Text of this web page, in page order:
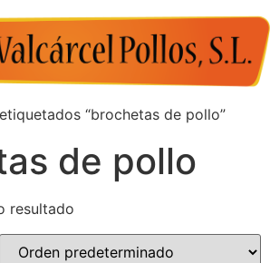
“brochetas de pollo”
de pollo
resultado